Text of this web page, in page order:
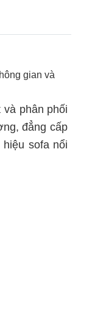
gian và
phân phối
đẳng cấp
sofa nổi